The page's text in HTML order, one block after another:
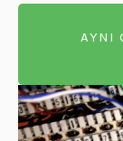
AYNI